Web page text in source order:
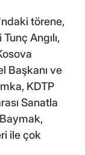
törene,
Angılı,
Başkanı ve
KDTP
Sanatla
ile çok